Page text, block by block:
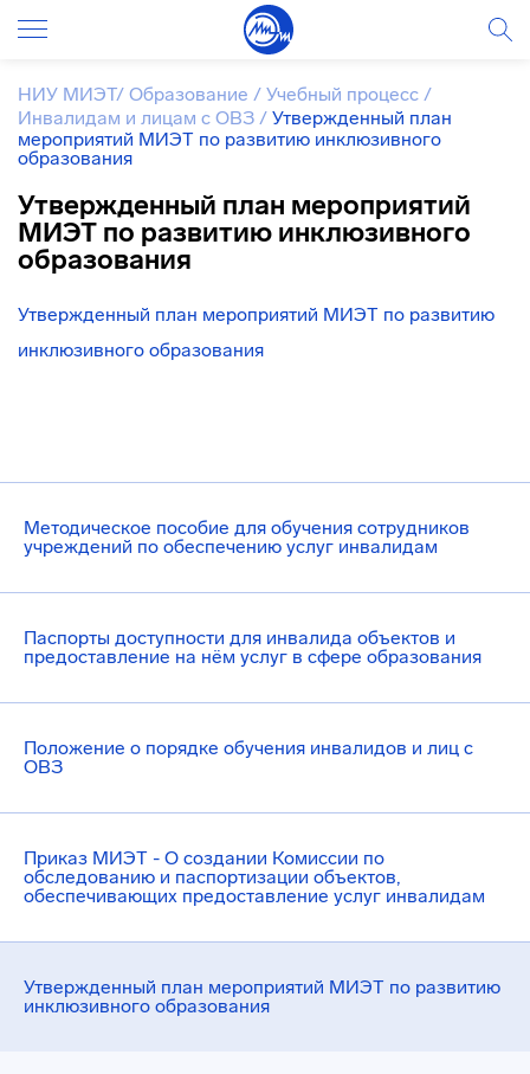
Методическое пособие для обучения сотрудников
учреждений по обеспечению услуг инвалидам
Паспорты доступности для инвалида объектов и
предоставление на нём услуг в сфере образования
Положение о порядке обучения инвалидов и лиц с
ОВЗ
Приказ МИЭТ - О создании Комиссии по
обследованию и паспортизации объектов,
обеспечивающих предоставление услуг инвалидам
Утвержденный план мероприятий МИЭТ по развитию
инклюзивного образования
НИУ МИЭТ/ Образование / Учебный процесс /
Инвалидам и лицам с ОВЗ / Утвержденный план
мероприятий МИЭТ по развитию инклюзивного
образования
Утвержденный план мероприятий
МИЭТ по развитию инклюзивного
образования
Утвержденный план мероприятий МИЭТ по развитию
инклюзивного образования